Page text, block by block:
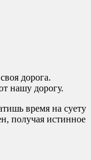
дорога.
нашу дорогу.
время на суету
получая истинное